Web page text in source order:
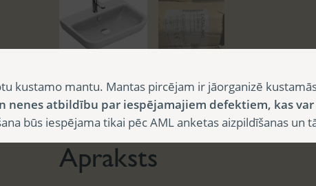
Apraksts
Apraksts
kustamo mantu. Mantas pircējam ir jāorganizē
nenes atbildību par iespējamajiem defektiem, kas
būs iespējama tikai pēc AML anketas aizpildīšanas un